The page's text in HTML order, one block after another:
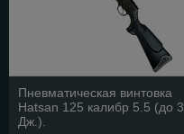
Пневматическая винтовка
Hatsan 125 калибр 5.5 (до 3
Дж.).